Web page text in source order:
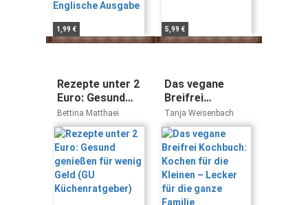
1,99 € 5,99 €
Rezepte unter 2
Euro: Gesund
genießen für
wenig Geld (GU
Küchenratgeber)
Bettina Matthaei
Das vegane
Breifrei
Kochbuch:
Kochen für die
Kleinen – Lecker
für die ganze
Familie
Tanja Weisenbach